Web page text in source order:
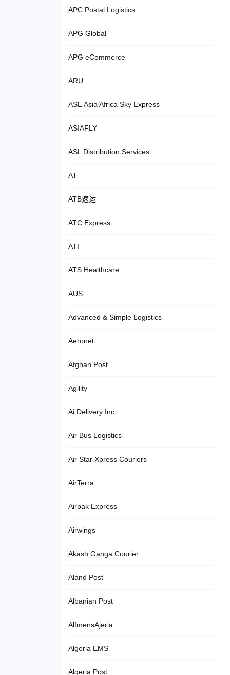
APC Postal Logistics
APG Global
APG eCommerce
ARU
ASE Asia Africa Sky Express
ASIAFLY
ASL Distribution Services
AT
ATB速运
ATC Express
ATI
ATS Healthcare
AUS
Advanced & Simple Logistics
Aeronet
Afghan Post
Agility
Ai Delivery Inc
Air Bus Logistics
Air Star Xpress Couriers
AirTerra
Airpak Express
Airwings
Akash Ganga Courier
Aland Post
Albanian Post
AlfmensAjeria
Algeria EMS
Algeria Post